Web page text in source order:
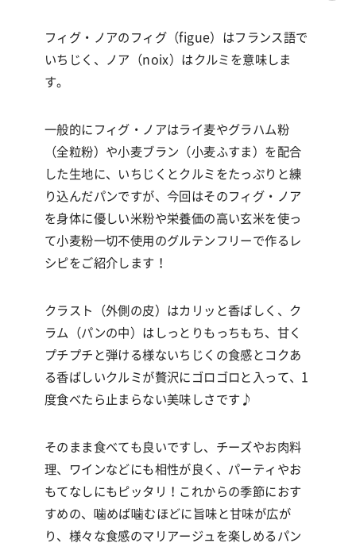
フィグ・ノアのフィグ（figue）はフランス語で
いちじく、ノア（noix）はクルミを意味しま
す。
一般的にフィグ・ノアはライ麦やグラハム粉
（全粒粉）や小麦ブラン（小麦ふすま）を配合
した生地に、いちじくとクルミをたっぷりと練
り込んだパンですが、今回はそのフィグ・ノア
を身体に優しい米粉や栄養価の高い玄米を使っ
て小麦粉一切不使用のグルテンフリーで作るレ
シピをご紹介します！
クラスト（外側の皮）はカリッと香ばしく、ク
ラム（パンの中）はしっとりもっちもち、甘く
プチプチと弾ける様ないちじくの食感とコクあ
る香ばしいクルミが贅沢にゴロゴロと入って、 1
度食べたら止まらない美味しさです ♪
そのまま食べても良いですし、チーズやお肉料
理、ワインなどにも相性が良く、パーティやお
もてなしにもピッタリ！これからの季節におす
すめの、噛めば噛むほどに旨味と甘味が広が
り、様々な食感のマリアージュを楽しめるパン